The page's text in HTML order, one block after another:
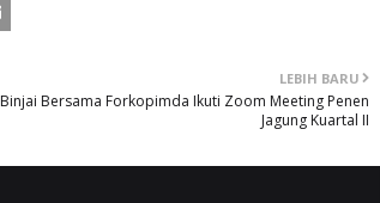
LEBIH BARU
Bersama Forkopimda Ikuti Zoom Meeting Penen
Jagung Kuartal II